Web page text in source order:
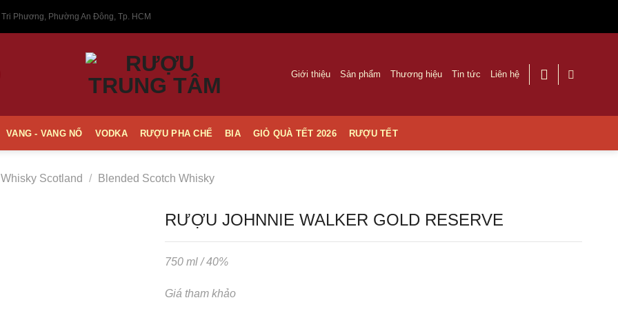
Phương, Phường An Đông, Tp. HCM
Giới thiệu Sản phẩm Thương hiệu Tin tức Liên hệ
VANG - VANG NỔ VODKA RƯỢU PHA CHẾ BIA GIỎ QUÀ TẾT 2026 RƯỢU TẾT
Whisky Scotland / Blended Scotch Whisky
RƯỢU JOHNNIE WALKER GOLD RESERVE
750 ml / 40%
Giá tham khảo